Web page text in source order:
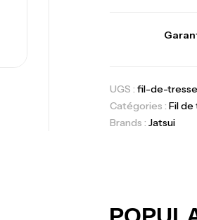
UGS : fil-de-
Catégories : Fil de
Brands : Jatsui